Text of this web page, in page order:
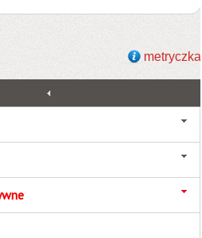
metryczka